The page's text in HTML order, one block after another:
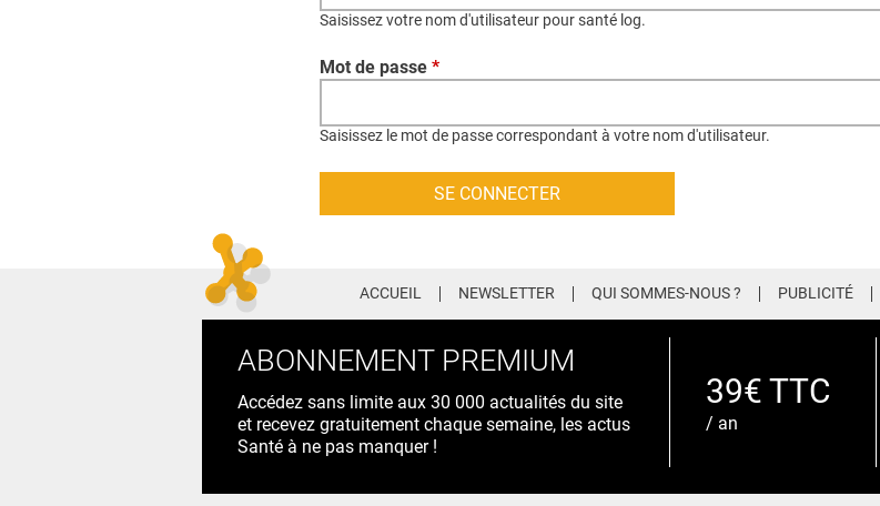
Saisissez votre nom d'utilisateur pour santé log.
Mot de passe *
Saisissez le mot de passe correspondant à votre nom d'utilisateur.
ACCUEIL NEWSLETTER QUI SOMMES-NOUS ? PUBLICITÉ
ABONNEMENT PREMIUM
Accédez sans limite aux 30 000 actualités du site
et recevez gratuitement chaque semaine, les actus
Santé à ne pas manquer !
39€ TTC
/ an